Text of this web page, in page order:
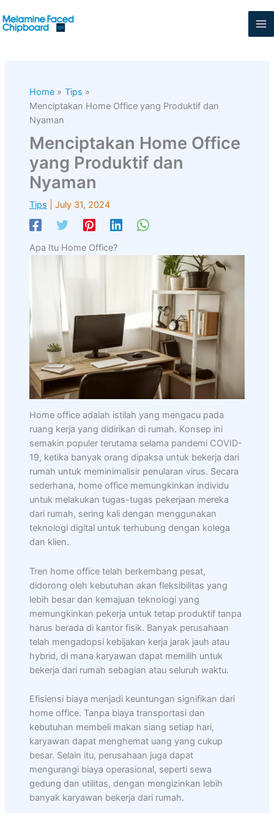
to
content
Home
Tips
Menciptakan Home Office yang Produktif dan
Nyaman
Menciptakan Home Office
yang Produktif dan
Nyaman
Tips July 31, 2024
Apa Itu Home Office?
Home office adalah istilah yang mengacu pada
ruang kerja yang didirikan di rumah. Konsep ini
semakin populer terutama selama pandemi COVID-
19, ketika banyak orang dipaksa untuk bekerja dari
rumah untuk meminimalisir penularan virus. Secara
sederhana, home office memungkinkan individu
untuk melakukan tugas-tugas pekerjaan mereka
dari rumah, sering kali dengan menggunakan
teknologi digital untuk terhubung dengan kolega
dan klien.
Tren home office telah berkembang pesat,
didorong oleh kebutuhan akan fleksibilitas yang
lebih besar dan kemajuan teknologi yang
memungkinkan pekerja untuk tetap produktif tanpa
harus berada di kantor fisik. Banyak perusahaan
telah mengadopsi kebijakan kerja jarak jauh atau
hybrid, di mana karyawan dapat memilih untuk
bekerja dari rumah sebagian atau seluruh waktu.
Efisiensi biaya menjadi keuntungan signifikan dari
home office. Tanpa biaya transportasi dan
kebutuhan membeli makan siang setiap hari,
karyawan dapat menghemat uang yang cukup
besar. Selain itu, perusahaan juga dapat
mengurangi biaya operasional, seperti sewa
gedung dan utilitas, dengan mengizinkan lebih
banyak karyawan bekerja dari rumah.